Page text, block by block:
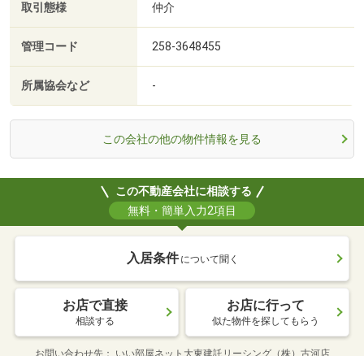
取引態様 仲介
管理コード 258-3648455
所属協会など -
この会社の他の物件情報を見る
この不動産会社に相談する
無料・簡単入力2項目
入居条件 について聞く
お店で直接
相談する
お店に行って
似た物件を探してもらう
お問い合わせ先 いい部屋ネット大東建託リーシング（株）古河店